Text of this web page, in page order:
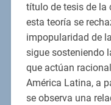
título de tesis de la
esta teoría se
impopularidad de
sigue sosteniendo
que actúan
América Latina, a
se observa una